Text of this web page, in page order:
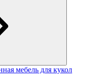
мебель для кукол